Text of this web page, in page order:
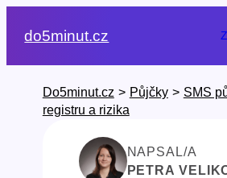
do5minut.cz
Do5minut.cz > Půjčky > SMS
registru a rizika
NAPSAL/A
PETRA